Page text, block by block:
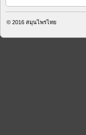
© 2016 สมุนไพรไทย